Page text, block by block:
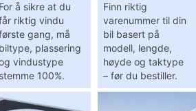
For å sikre at du
riktig vindu
gang, må
biltype, plassering
vindustype
stemme 100%.
Finn riktig
varenummer til din
bil basert på
modell, lengde,
høyde og taktype
– før du bestiller.